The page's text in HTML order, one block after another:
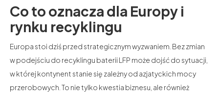
Co to oznacza dla Europy i
rynku recyklingu
Europa stoi dziś przed strategicznym wyzwaniem. Bez zmian
w podejściu do recyklingu baterii LFP może dojść do sytuacji,
w której kontynent stanie się zależny od azjatyckich mocy
przerobowych. To nie tylko kwestia biznesu, ale również